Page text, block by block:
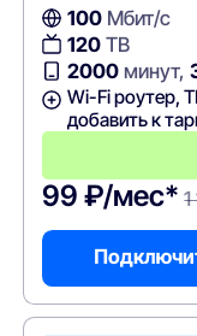
100Мбит/с
120ТВ
2000минут,
Wi-Fi роутер,
добавить к
99 ₽/мес*